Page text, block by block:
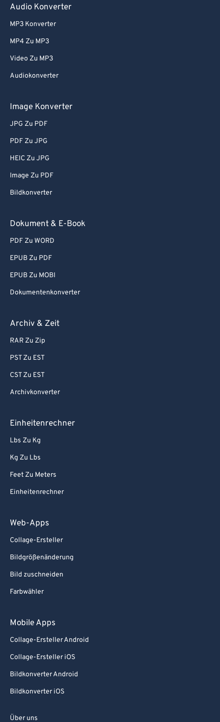
Audio Konverter
MP3 Konverter
MP4 Zu MP3
Video Zu MP3
Audiokonverter
Image Konverter
JPG Zu PDF
PDF Zu JPG
HEIC Zu JPG
Image Zu PDF
Bildkonverter
Dokument & E-Book
PDF Zu WORD
EPUB Zu PDF
EPUB Zu MOBI
Dokumentenkonverter
Archiv & Zeit
RAR Zu Zip
PST Zu EST
CST Zu EST
Archivkonverter
Einheitenrechner
Lbs Zu Kg
Kg Zu Lbs
Feet Zu Meters
Einheitenrechner
Web-Apps
Collage-Ersteller
Bildgrößenänderung
Bild zuschneiden
Farbwähler
Mobile Apps
Collage-Ersteller Android
Collage-Ersteller iOS
Bildkonverter Android
Bildkonverter iOS
Über uns